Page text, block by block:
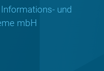
und
mbH